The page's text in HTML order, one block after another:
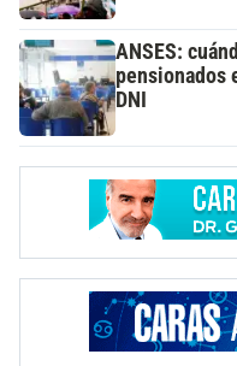
ANSES:
pensionados
DNI